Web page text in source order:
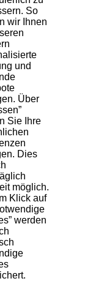
So
wir Ihnen
und
Über
Sie Ihre
Dies
möglich.
Klick auf
werden